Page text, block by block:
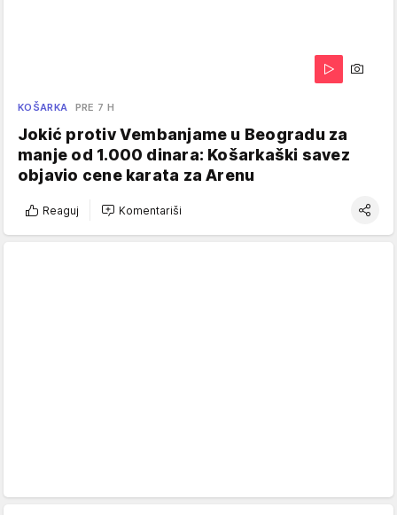
KOŠARKA PRE 7 H
Jokić protiv Vembanjame u Beogradu za
manje od 1.000 dinara: Košarkaški savez
objavio cene karata za Arenu
Reaguj Komentariši